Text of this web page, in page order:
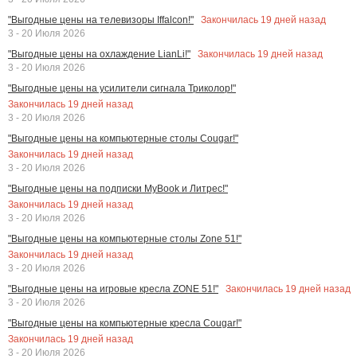
"Выгодные цены на телевизоры Iffalcon!"
Закончилась 19 дней назад
3 - 20 Июля 2026
"Выгодные цены на охлаждение LianLi!"
Закончилась 19 дней назад
3 - 20 Июля 2026
"Выгодные цены на усилители сигнала Триколор!"
Закончилась 19 дней назад
3 - 20 Июля 2026
"Выгодные цены на компьютерные столы Cougar!"
Закончилась 19 дней назад
3 - 20 Июля 2026
"Выгодные цены на подписки MyBook и Литрес!"
Закончилась 19 дней назад
3 - 20 Июля 2026
"Выгодные цены на компьютерные столы Zone 51!"
Закончилась 19 дней назад
3 - 20 Июля 2026
"Выгодные цены на игровые кресла ZONE 51!"
Закончилась 19 дней назад
3 - 20 Июля 2026
"Выгодные цены на компьютерные кресла Cougar!"
Закончилась 19 дней назад
3 - 20 Июля 2026